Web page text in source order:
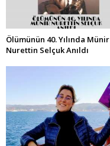
Ölümünün 40. Yılında Münir
Nurettin Selçuk Anıldı